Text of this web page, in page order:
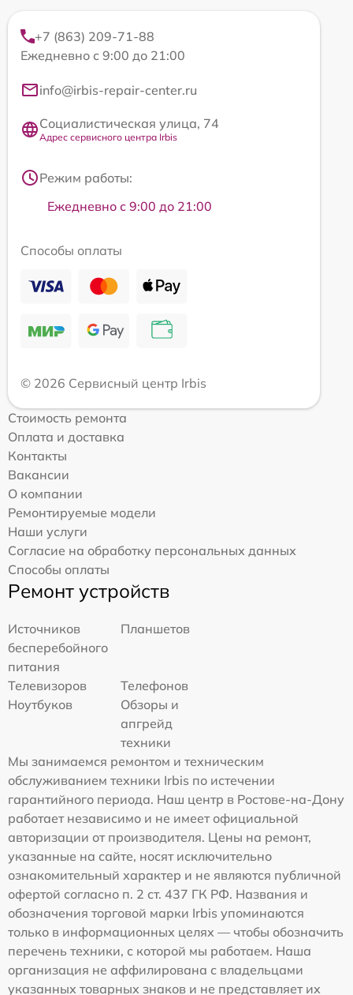
+7 (863) 209-71-88
Ежедневно с 9:00 до 21:00
info@irbis-repair-center.ru
Социалистическая улица, 74
Адрес сервисного центра Irbis
Режим работы:
Ежедневно с 9:00 до 21:00
Способы оплаты
© 2026 Сервисный центр Irbis
Стоимость ремонта
Оплата и доставка
Контакты
Вакансии
О компании
Ремонтируемые модели
Наши услуги
Согласие на обработку персональных данных
Способы оплаты
Ремонт устройств
Источников
бесперебойного
питания
Планшетов
Телевизоров
Телефонов
Ноутбуков
Обзоры и
апгрейд
техники
Мы занимаемся ремонтом и техническим
обслуживанием техники Irbis по истечении
гарантийного периода. Наш центр в Ростове-на-Дону
работает независимо и не имеет официальной
авторизации от производителя. Цены на ремонт,
указанные на сайте, носят исключительно
ознакомительный характер и не являются публичной
офертой согласно п. 2 ст. 437 ГК РФ. Названия и
обозначения торговой марки Irbis упоминаются
только в информационных целях — чтобы обозначить
перечень техники, с которой мы работаем. Наша
организация не аффилирована с владельцами
указанных товарных знаков и не представляет их